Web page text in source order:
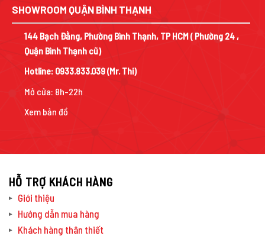
SHOWROOM QUẬN BÌNH THẠNH
144 Bạch Đằng, Phường Bình Thạnh, TP HCM ( Phường 24 ,
Quận Bình Thạnh cũ)
Hotline: 0933.833.039(Mr. Thi)
Mở cửa: 8h-22h
Xem bản đồ
HỖ TRỢ KHÁCH HÀNG
Giới thiệu
Hướng dẫn mua hàng
Khách hàng thân thiết